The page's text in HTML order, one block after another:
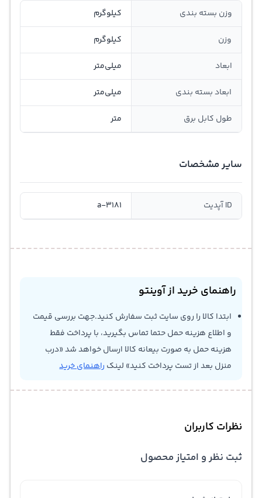
وزن بسته بندی کیلوگرم
وزن کیلوگرم
ابعاد میلی‌متر
ابعاد بسته بندی میلی‌متر
طول کابل برق متر
سایر مشخصات
ID آپدیت a-3181
راهنمای خرید از آوینتو
ابتدا کالا را روی سایت ثبت سفارش کنید.جهت بررسی قیمت
و اطلاع هزینه حمل حتما تماس بگیرید، با پرداخت فقط
هزینه حمل به صورت بیعانه کالا ارسال خواهد شد «درب
منزل بعد از تست پرداخت کنید» لینک راهنمای خرید
نظرات کاربران
ثبت نظر و امتیاز محصول